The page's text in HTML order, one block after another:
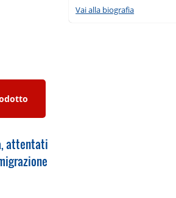
attentati
Vai alla biografia